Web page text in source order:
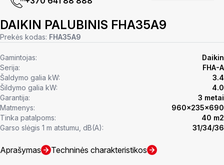
DAIKIN PALUBINIS FHA35A9
Prekės kodas: FHA35A9
Gamintojas:
Daikin
Serija:
FHA-A
Šaldymo galia kW:
3.4
Šildymo galia kW:
4.0
Garantija:
3 metai
Matmenys:
960x235x690
Tinka patalpoms:
40 m2
Garso slėgis 1 m atstumu, dB(A):
31/34/36
Aprašymas Techninės charakteristikos